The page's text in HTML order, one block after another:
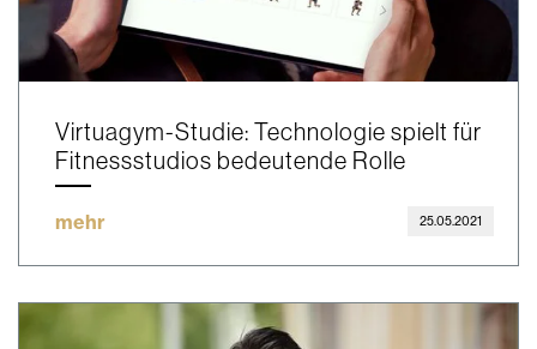
Virtuagym-Studie: Technologie spielt für
Fitnessstudios bedeutende Rolle
mehr 25.05.2021